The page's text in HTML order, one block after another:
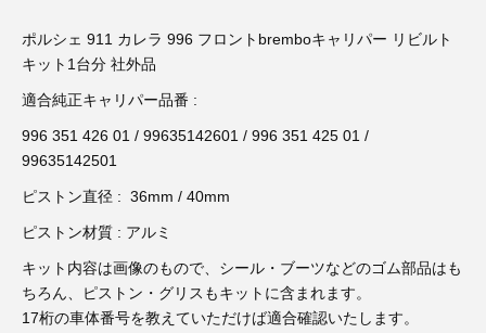
ホイールロック取り外しツール（6）
3D プリンターペン（8）
その他（12）
ポルシェ 911 カレラ 996 フロントbremboキャリパー リビルト
キット1台分 社外品
適合純正キャリパー品番 :
996 351 426 01 / 99635142601 / 996 351 425 01 /
99635142501
ピストン直径 : 36mm / 40mm
ピストン材質 : アルミ
キット内容は画像のもので、シール・ブーツなどのゴム部品はも
ちろん、ピストン・グリスもキットに含まれます。
17桁の車体番号を教えていただけば適合確認いたします。